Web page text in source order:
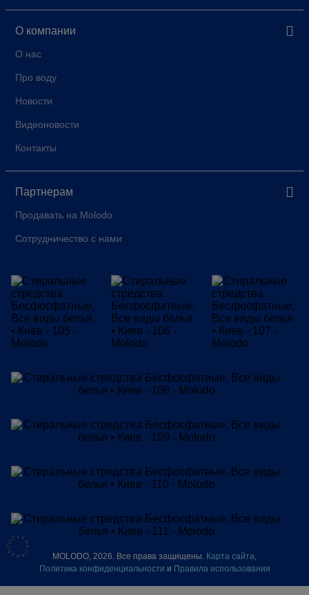
MOLODO, 2026. Все права защищены. Карта сайта,
Политика конфиденциальности и Правила использования
О компании
О нас
Про воду
Новости
Видеоновости
Контакты
Партнерам
Продавать на Molodo
Сотрудничество с нами